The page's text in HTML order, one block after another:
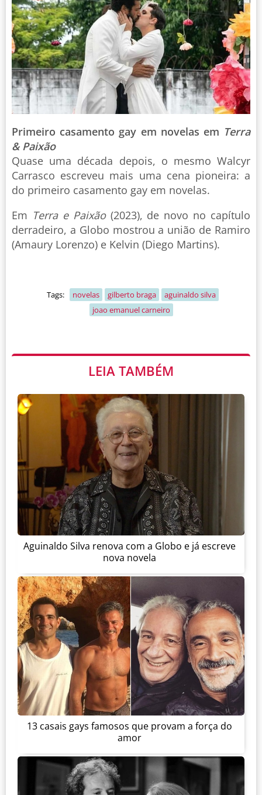
Primeiro casamento gay em novelas em Terra
& Paixão
Quase uma década depois, o mesmo Walcyr
Carrasco escreveu mais uma cena pioneira: a
do primeiro casamento gay em novelas.
Em Terra e Paixão(2023), de novo no capítulo
derradeiro, a Globo mostrou a união de Ramiro
(Amaury Lorenzo) e Kelvin (Diego Martins).
Tags: novelas gilberto braga
aguinaldo silva
joao emanuel carneiro
LEIA TAMBÉM
Aguinaldo Silva renova com a Globo e já escreve
nova novela
13 casais gays famosos que provam a força do
amor